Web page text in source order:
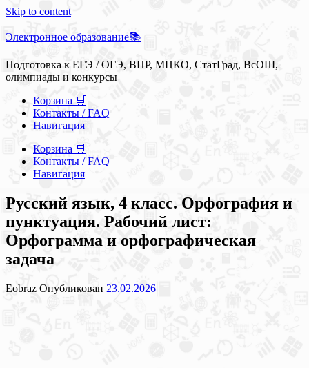
Skip to content
Электронное образование📚
Подготовка к ЕГЭ / ОГЭ, ВПР, МЦКО, СтатГрад, ВсОШ,
олимпиады и конкурсы
Корзина 🛒
Контакты / FAQ
Навигация
Корзина 🛒
Контакты / FAQ
Навигация
Русский язык, 4 класс. Орфография и
пунктуация. Рабочий лист:
Орфограмма и орфографическая
задача
Eobraz Опубликован 23.02.2026